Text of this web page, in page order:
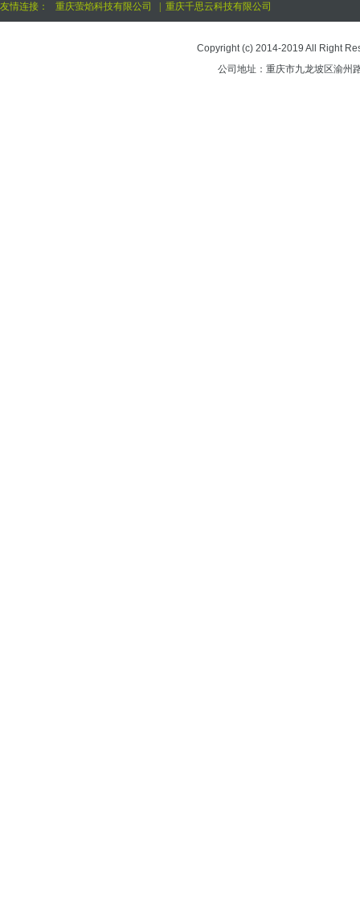
友情连接： 重庆萤焰科技有限公司 重庆千思云科技有限公司
Copyright (c) 2014-2019 All Right
公司地址：重庆市九龙坡区渝州